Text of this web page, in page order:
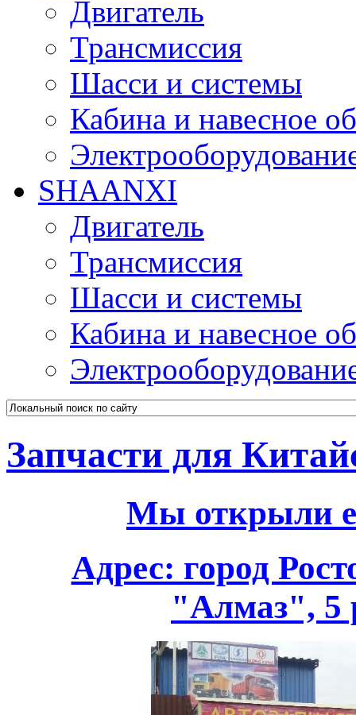
Двигатель
Трансмиссия
Шасси и системы
Кабина и навесное
SHAANXI
Двигатель
Трансмиссия
Шасси и системы
Кабина и навесное
Запчасти для
Мы открыли
Адрес: город
"Алмаз", 5